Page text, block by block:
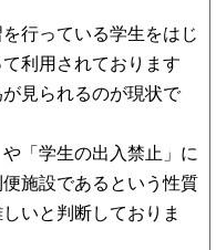
行っている学生をはじ
利用されております
見られるのが現状で
「学生の出入禁止」に
施設であるという性質
いと判断しておりま